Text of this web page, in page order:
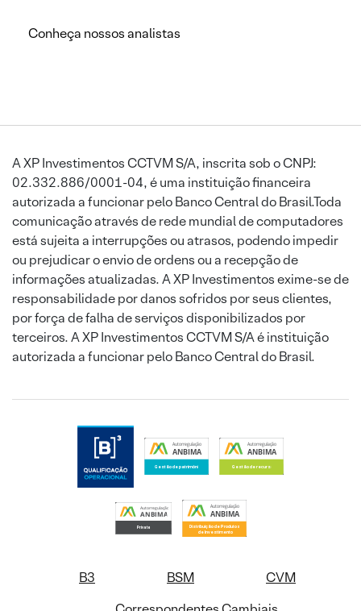
Conheça nossos analistas
A XP Investimentos CCTVM S/A, inscrita sob o CNPJ:
02.332.886/0001-04, é uma instituição financeira
autorizada a funcionar pelo Banco Central do Brasil.Toda
comunicação através de rede mundial de computadores
está sujeita a interrupções ou atrasos, podendo impedir
ou prejudicar o envio de ordens ou a recepção de
informações atualizadas. A XP Investimentos exime-se de
responsabilidade por danos sofridos por seus clientes,
por força de falha de serviços disponibilizados por
terceiros. A XP Investimentos CCTVM S/A é instituição
autorizada a funcionar pelo Banco Central do Brasil.
B3 BSM
CVM